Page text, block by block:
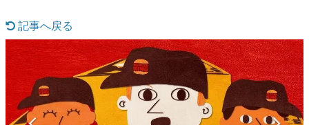
なんでゲームは面白い？
ゲーム開発者・hamatsu氏がゲームの魅力を画面や操作の
具体的な形から解き明かしていく、硬派で骨太な評論連載
です。
ゲームが変えた日本語
記事へ戻る